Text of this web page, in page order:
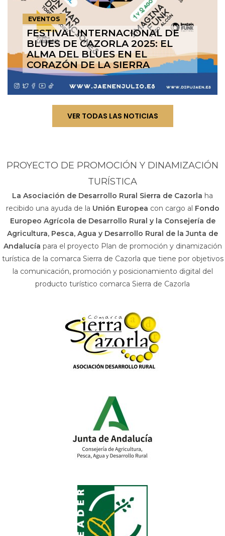
EVENTOS
FESTIVAL INTERNACIONAL DE
BLUES DE CAZORLA 2025: EL
ALMA DEL BLUES EN EL
CORAZÓN DE LA SIERRA
VER TODAS LAS NOTICIAS
PROYECTO DE PROMOCIÓN Y DINAMIZACIÓN
TURÍSTICA
La Asociación de Desarrollo Rural Sierra de Cazorla ha
recibido una ayuda de la Unión Europea con cargo al Fondo
Europeo Agrícola de Desarrollo Rural y la Consejería de
Agricultura, Pesca, Agua y Desarrollo Rural de la Junta de
Andalucía para el proyecto Plan de promoción y dinamización
turística de la comarca Sierra de Cazorla que tiene por objetivos
la comunicación, promoción y posicionamiento digital del
producto turístico comarca Sierra de Cazorla